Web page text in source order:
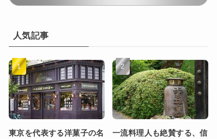
人気記事
東京を代表する洋菓子の名
一流料理人も絶賛する、信